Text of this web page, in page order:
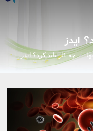
ایدز
چه کار باید کرد؟ ایدز